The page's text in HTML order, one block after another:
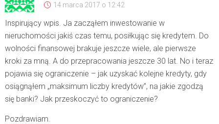
14 marca 2017 o 12:42
Inspirujący wpis. Ja zacząłem inwestowanie w
nieruchomości jakiś czas temu, posiłkując się kredytem. Do
wolności finansowej brakuje jeszcze wiele, ale pierwsze
kroki za mną. A do przepracowania jeszcze 30 lat. No i teraz
pojawia się ograniczenie – jak uzyskać kolejne kredyty, gdy
osiągnąłem „maksimum liczby kredytów”, na jakie zgodzą
się banki? Jak przeskoczyć to ograniczenie?
Pozdrawiam.